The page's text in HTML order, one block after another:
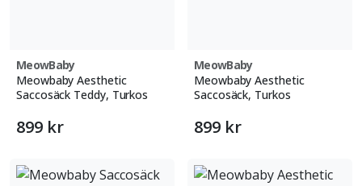
MeowBaby
Meowbaby Aesthetic
Saccosäck Teddy, Turkos
899 kr
MeowBaby
Meowbaby Aesthetic
Saccosäck, Turkos
899 kr